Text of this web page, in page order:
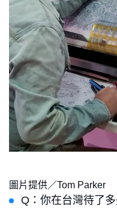
圖片提供／Tom Parker
Q：你在台灣待了